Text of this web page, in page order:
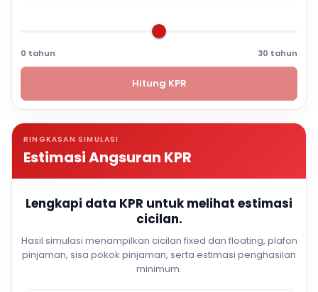
0 tahun 30 tahun
Hitung KPR
RINGKASAN SIMULASI
Estimasi Angsuran KPR
Lengkapi data KPR untuk melihat estimasi
cicilan.
Hasil simulasi menampilkan cicilan fixed dan floating, plafon
pinjaman, sisa pokok pinjaman, serta estimasi penghasilan
minimum.